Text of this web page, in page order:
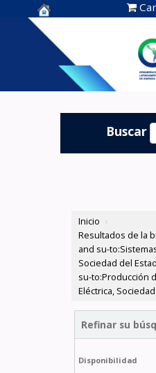
Centro de
Documentación
OLADE -
Buscar
Inicio ›
Resultados de la
and su-
Sociedad del
su-to:Producción
Eléctrica,
Refinar su
Disponibilidad